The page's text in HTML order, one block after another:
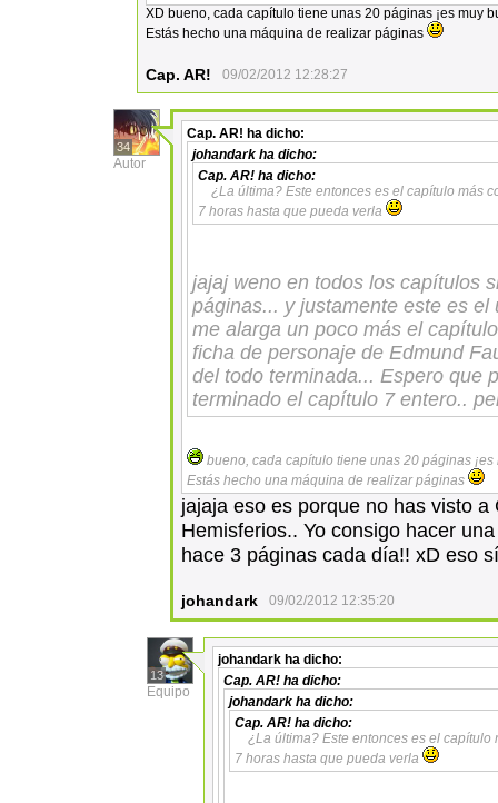
XD bueno, cada capítulo tiene unas 20 páginas ¡es muy
Estás hecho una máquina de realizar páginas
Cap. AR! 09/02/2012 12:28:27
34
Autor
Cap. AR! ha dicho:
johandark ha dicho:
Cap. AR! ha dicho:
¿La última? Este entonces es el capítulo más
7 horas hasta que pueda verla
jajaj weno en todos los capítulos
páginas... y justamente este es
me alarga un poco más el
ficha de personaje de Edmund
del todo terminada... Espero que
terminado el capítulo 7 entero..
bueno, cada capítulo tiene unas 20 páginas
Estás hecho una máquina de realizar páginas
jajaja eso es porque no has visto
Hemisferios.. Yo consigo hacer
hace 3 páginas cada día!! xD eso
johandark 09/02/2012 12:35:20
13
Equipo
johandark ha dicho:
Cap. AR! ha dicho:
johandark ha dicho:
Cap. AR! ha dicho:
¿La última? Este entonces es el capítulo
7 horas hasta que pueda verla